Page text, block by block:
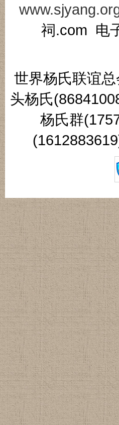
祠.com 电
世界杨氏联谊
头杨氏
杨氏群